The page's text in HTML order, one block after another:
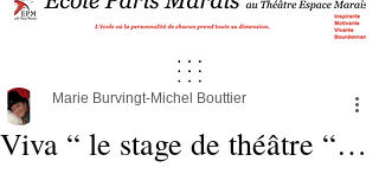
Viva “ le stage de théâtre “…
Marie Burvingt-Michel Bouttier